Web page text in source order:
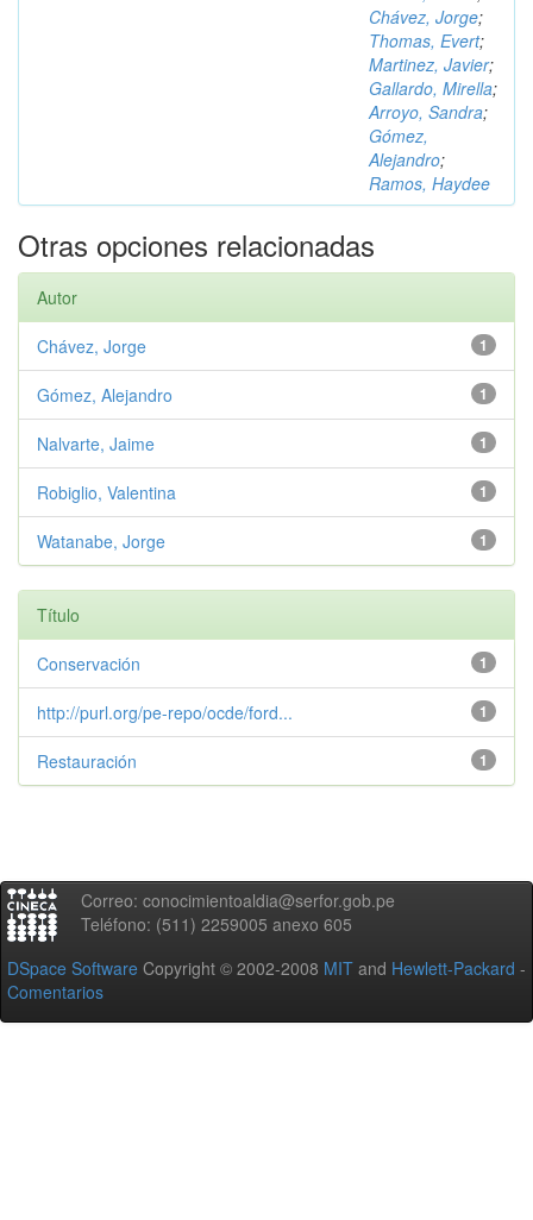
Chávez, Jorge;
Thomas, Evert;
Martinez, Javier;
Gallardo, Mirella;
Arroyo, Sandra;
Gómez,
Alejandro;
Ramos, Haydee
Otras opciones relacionadas
Autor
1
Chávez, Jorge
1
Gómez, Alejandro
1
Nalvarte, Jaime
1
Robiglio, Valentina
1
Watanabe, Jorge
Título
1
Conservación
1
http://purl.org/pe-repo/ocde/ford...
1
Restauración
Correo: conocimientoaldia@serfor.gob.pe
Teléfono: (511) 2259005 anexo 605
DSpace Software Copyright © 2002-2008 MIT and Hewlett-Packard -
Comentarios